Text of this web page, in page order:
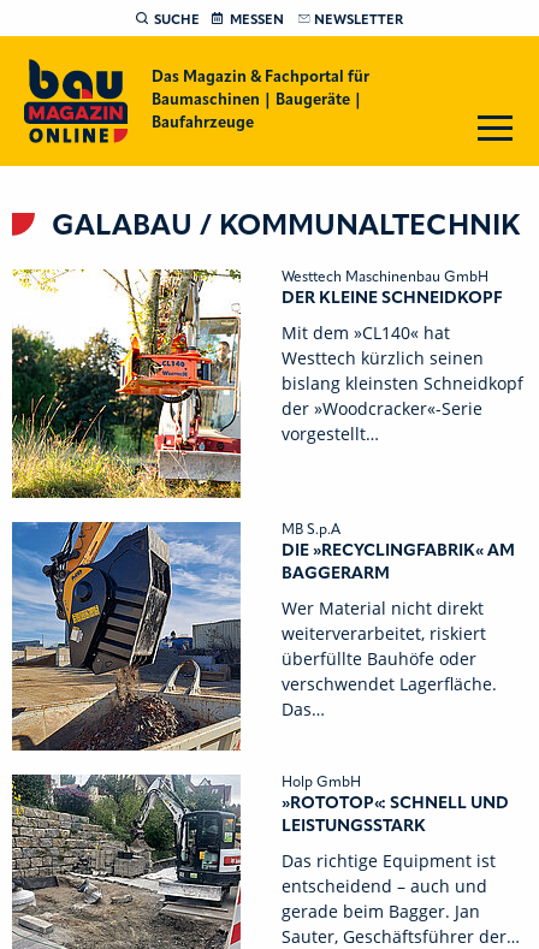
SUCHE MESSEN NEWSLETTER
Das Magazin & Fachportal für
Baumaschinen | Baugeräte |
Baufahrzeuge
GALABAU / KOMMUNALTECHNIK
Westtech Maschinenbau GmbH
DER KLEINE SCHNEIDKOPF
Mit dem »CL140« hat
Westtech kürzlich seinen
bislang kleinsten Schneidkopf
der »Woodcracker«-Serie
vorgestellt…
MB S.p.A
DIE »RECYCLINGFABRIK« AM
BAGGERARM
Wer Material nicht direkt
weiterverarbeitet, riskiert
überfüllte Bauhöfe oder
verschwendet Lagerfläche.
Das…
Holp GmbH
»ROTOTOP«: SCHNELL UND
LEISTUNGSSTARK
Das richtige Equipment ist
entscheidend – auch und
gerade beim Bagger. Jan
Sauter, Geschäftsführer der…